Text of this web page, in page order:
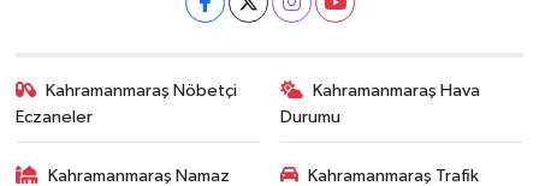
Kahramanmaraş Nöbetçi
Eczaneler
Kahramanmaraş Hava
Durumu
Kahramanmaraş Namaz
Kahramanmaraş Trafik